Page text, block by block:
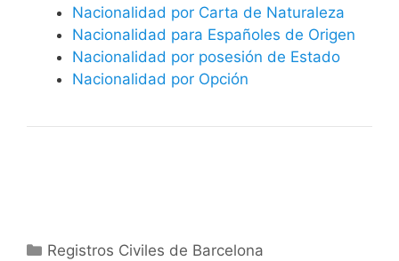
Nacionalidad por Carta de Naturaleza
Nacionalidad para Españoles de Origen
Nacionalidad por posesión de Estado
Nacionalidad por Opción
Categorías
Registros Civiles de Barcelona